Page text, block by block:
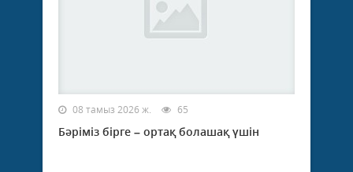
08 тамыз 2026 ж. 65
Бәріміз бірге – ортақ болашақ үшін